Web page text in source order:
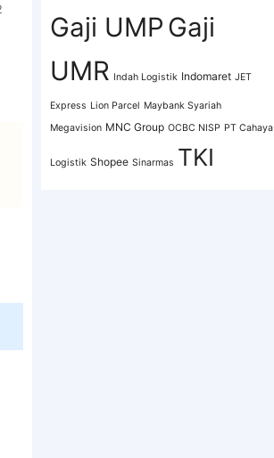
Gaji UMP Gaji
UMR Indah Logistik Indomaret JET
Express Lion Parcel Maybank Syariah
Megavision MNC Group OCBC NISP PT Cahaya
Logistik Shopee Sinarmas TKI